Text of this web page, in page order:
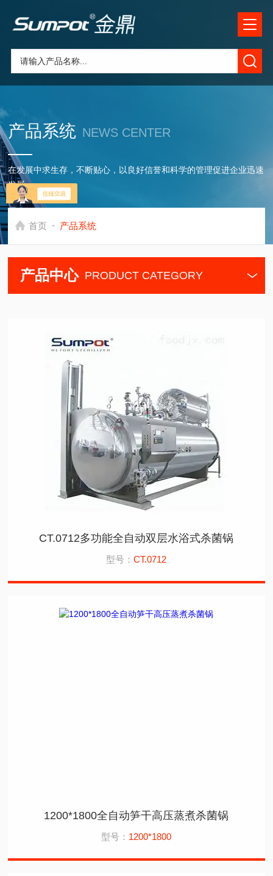
产品系统 NEWS CENTER
在发展中求生存，不断贴心，以良好信誉和科学的管理促进企业迅速
发展
首页 - 产品系统
产品中心 PRODUCT CATEGORY
CT.0712多功能全自动双层水浴式杀菌锅
型号：CT.0712
1200*1800全自动笋干高压蒸煮杀菌锅
型号： 1200*1800